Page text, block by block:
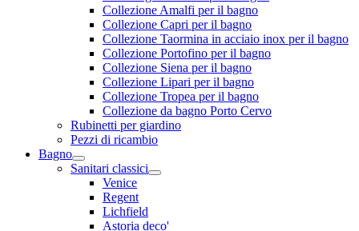
Collezione Amalfi per il bagno
Collezione Capri per il bagno
Collezione Taormina in acciaio inox per il bagno
Collezione Portofino per il bagno
Collezione Siena per il bagno
Collezione Lipari per il bagno
Collezione Tropea per il bagno
Collezione da bagno Porto Cervo
Rubinetti per giardino
Pezzi di ricambio
Bagno
Sanitari classici
Venice
Regent
Lichfield
Astoria deco'